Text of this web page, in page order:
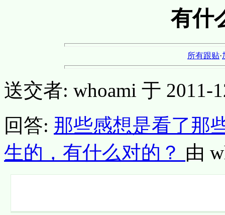
有什
所有跟贴·
送交者: whoami 于 2011-
回答: 那些感想是看了那
生的，有什么对的？ 由